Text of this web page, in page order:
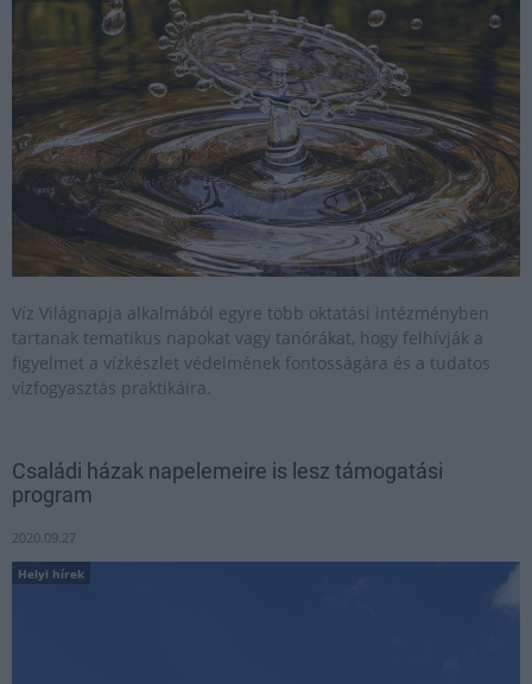
Víz Világnapja alkalmából egyre több oktatási intézményben
tartanak tematikus napokat vagy tanórákat, hogy felhívják a
figyelmet a vízkészlet védelmének fontosságára és a tudatos
vízfogyasztás praktikáira.
Családi házak napelemeire is lesz támogatási
program
2020.09.27
Helyi hírek